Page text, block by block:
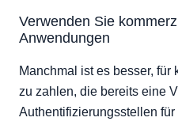
Verwenden Sie
Anwendungen
Manchmal ist es besser,
zu zahlen, die bereits eine
Authentifizierungsstellen